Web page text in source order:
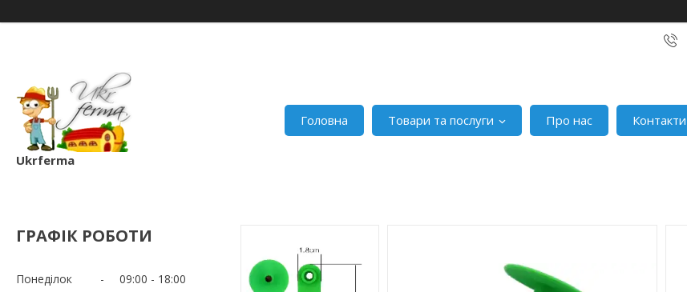
Ukrferma
Головна Товари та послуги Про нас Контакти
ГРАФІК РОБОТИ
Понеділок 09:00
18:00